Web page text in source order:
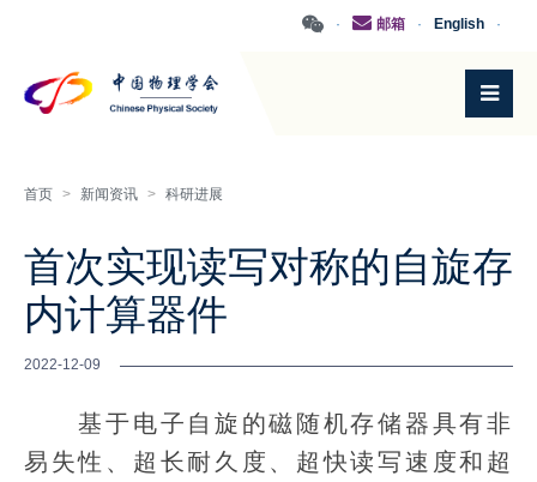
·
English
·
邮箱
·
首页 > 新闻资讯 > 科研进展
首次实现读写对称的自旋存
内计算器件
2022-12-09
基于电子自旋的磁随机存储器具有非
易失性、超长耐久度、超快读写速度和超